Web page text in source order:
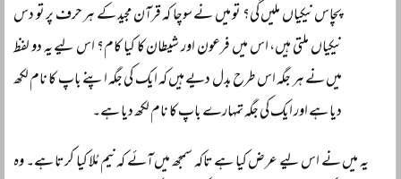
پچاس نیکیاں ملیں گی؟ تو میں نے سوچا کہ قرآن مجید کے ہر حرف پر تو دس
نیکیاں ملتی ہیں، اس میں فرعون اور شیطان کا کیا کام؟ اس لیے یہ دو لفظ
میں نے ہر جگہ اس طرح بدل دیے ہیں کہ ایک کی جگہ اپنے باپ کا نام لکھ
دیا ہے اور ایک کی جگہ تمہارے باپ کا نام لکھ دیا ہے۔
یہ میں نے اس لیے عرض کیا ہے تاکہ سمجھ میں آئے کہ نیم مُلا کیا کرتا ہے۔ وہ